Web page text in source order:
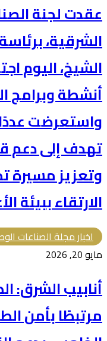
عقدت لجنة
الشرقية،
الشيخ، اليوم
أنشطة وبرامج
واستعرضت
تهدف إلى دعم
وتعزيز مسيرة
الارتقاء ببيئة
اخبار مجلة الصناعات
مايو 20, 2026
أنابيب الشرق:
مرتبطًا بأمن